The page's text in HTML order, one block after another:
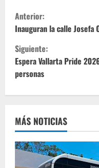
S
i
g
u
e
l
e
Anterior:
Inauguran la calle Josefa
Siguiente:
Espera Vallarta Pride
personas
MÁS NOTICIAS